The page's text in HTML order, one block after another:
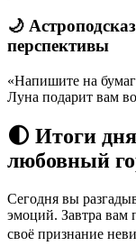
🌙
перспективы
«Напишите на
Луна подарит вам
🌓 Итоги
любовный
Сегодня вы
эмоций. Завтра вам
своё признание